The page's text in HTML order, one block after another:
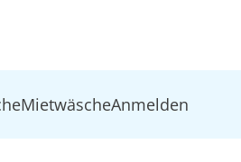
MietwäscheAnmelden